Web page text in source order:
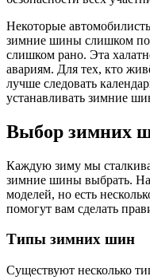
Некоторые
зимние шины слишком
слишком рано. Эта
авариям. Для тех, кто
лучше следовать
устанавливать зимние
Выбор зимних
Каждую зиму мы
зимние шины выбрать.
моделей, но есть
помогут вам сделать
Типы зимних шин
Существуют несколько